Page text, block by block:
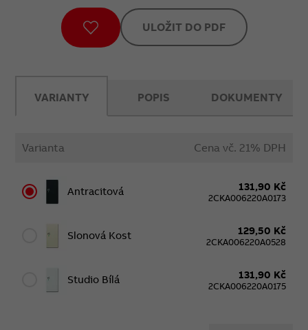
ULOŽIT DO PDF
VARIANTY
Varianta Cena vč. 21% DPH
Antracitová 131,90 Kč
2CKA006220A0173
Slonová Kost 129,50 Kč
2CKA006220A0528
Studio Bílá 131,90 Kč
2CKA006220A0175
POPIS DOKUMENTY